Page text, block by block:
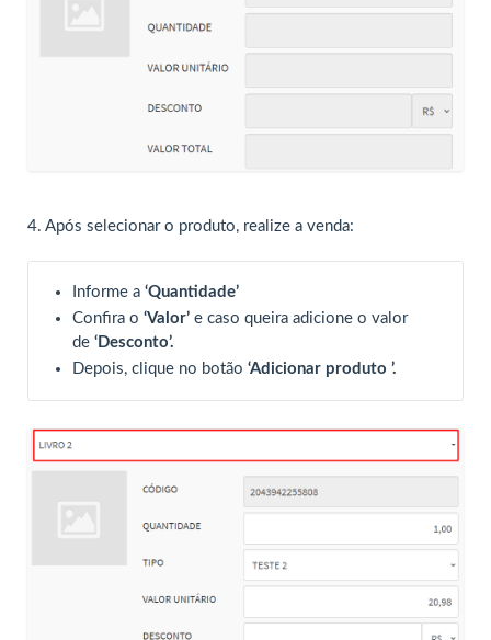
4. Após selecionar o produto, realize a venda:
Informe a ‘Quantidade’
Confira o ‘Valor’ e caso queira adicione o valor
de ‘Desconto’.
Depois, clique no botão ‘Adicionar produto ’.